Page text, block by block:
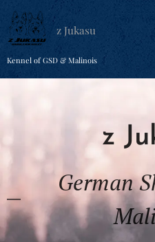
z Jukasu
Kennel of GSD & Malinois
z
German